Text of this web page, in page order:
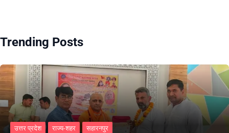
Trending Posts
उत्तर प्रदेश राज्य-शहर सहारनपुर